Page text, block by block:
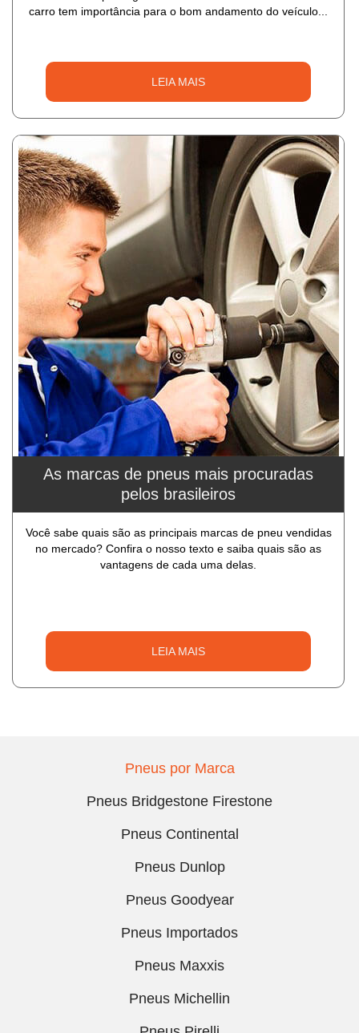
carro tem importância para o bom andamento do veículo...
LEIA MAIS
As marcas de pneus mais procuradas
pelos brasileiros
Você sabe quais são as principais marcas de pneu vendidas
no mercado? Confira o nosso texto e saiba quais são as
vantagens de cada uma delas.
LEIA MAIS
Pneus por Marca
Pneus Bridgestone Firestone
Pneus Continental
Pneus Dunlop
Pneus Goodyear
Pneus Importados
Pneus Maxxis
Pneus Michellin